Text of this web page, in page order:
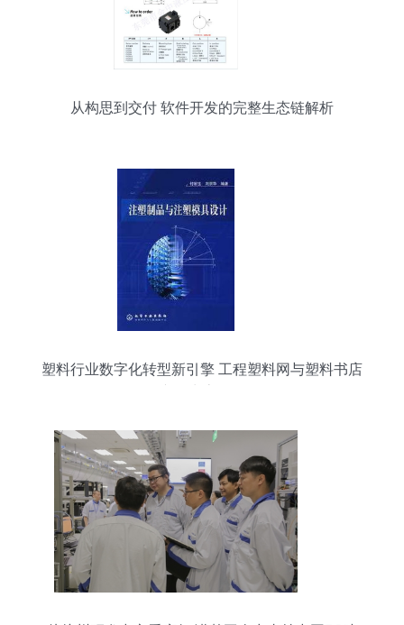
从构思到交付 软件开发的完整生态链解析
塑料行业数字化转型新引擎 工程塑料网与塑料书店